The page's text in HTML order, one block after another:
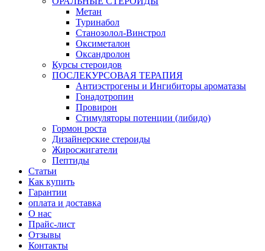
Метан
Туринабол
Станозолол-Винстрол
Оксиметалон
Оксандролон
Курсы стероидов
ПОСЛЕКУРСОВАЯ ТЕРАПИЯ
Антиэстрогены и Ингибиторы ароматазы
Гонадотропин
Провирон
Стимуляторы потенции (либидо)
Гормон роста
Дизайнерские стероиды
Жиросжигатели
Пептиды
Статьи
Как купить
Гарантии
оплата и доставка
О нас
Прайс-лист
Отзывы
Контакты